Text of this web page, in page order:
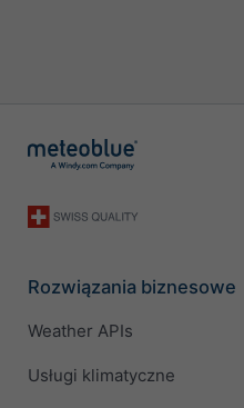
Rozwiązania biznesowe
Weather APIs
Usługi klimatyczne